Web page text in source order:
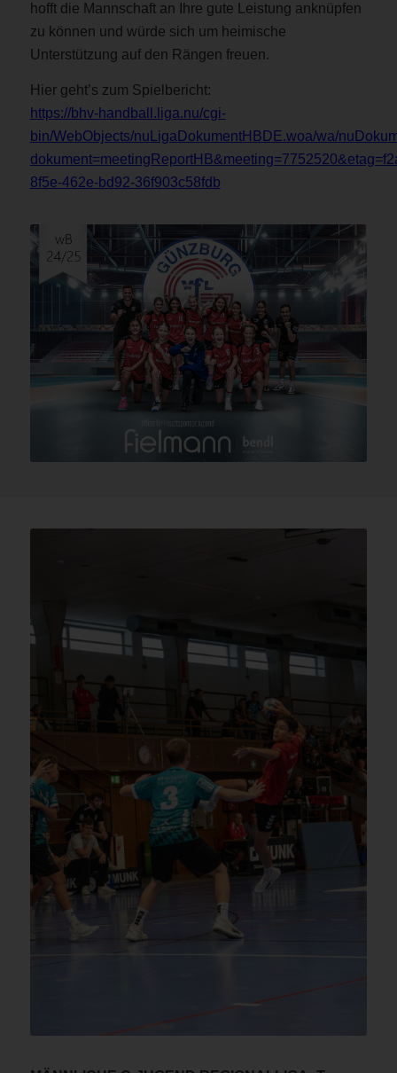
hofft die Mannschaft an Ihre gute Leistung anknüpfen
zu können und würde sich um heimische
Unterstützung auf den Rängen freuen.
Hier geht’s zum Spielbericht:
https://bhv-handball.liga.nu/cgi-
bin/WebObjects/nuLigaDokumentHBDE.woa/wa/
8f5e-462e-bd92-36f903c58fdb